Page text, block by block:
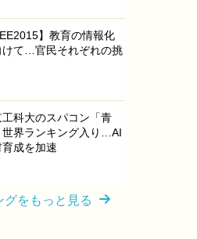
】教育の情報化
けて…官民それぞれの挑
工科大のスパコン「青
世界ランキング入り…AI
育成を加速
グをもっと見る